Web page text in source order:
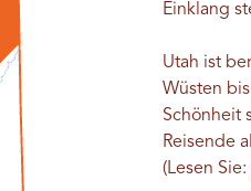
Einklang
Utah ist
Wüsten
Schönheit
Reisende
(Lesen Sie: